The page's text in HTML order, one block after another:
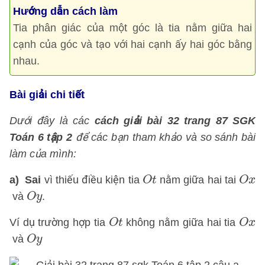
Hướng dẫn cách làm
Tia phân giác của một góc là tia nằm giữa hai
cạnh của góc và tạo với hai cạnh ấy hai góc bằng
nhau.
Bài giải chi tiết
Dưới đây là các cách giải bài 32 trang 87 SGK
Toán 6 tập 2 để các bạn tham khảo và so sánh bài
làm của mình:
a) Sai vì thiếu điều kiện tia Ot
Ot nằm giữa hai tai Ox
Ox
và Oy
Oy.
Ví dụ trường hợp tia Ot
Ot không nằm giữa hai tia Ox
Ox
và Oy
Oy